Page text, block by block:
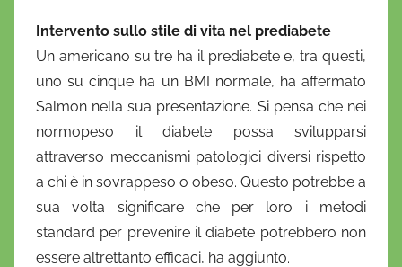
Intervento sullo stile di vita nel prediabete
Un americano su tre ha il prediabete e, tra questi,
uno su cinque ha un BMI normale, ha affermato
Salmon nella sua presentazione. Si pensa che nei
normopeso il diabete possa svilupparsi
attraverso meccanismi patologici diversi rispetto
a chi è in sovrappeso o obeso. Questo potrebbe a
sua volta significare che per loro i metodi
standard per prevenire il diabete potrebbero non
essere altrettanto efficaci, ha aggiunto.